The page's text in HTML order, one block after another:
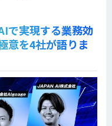
で実現する業務効
意を4社が語りま